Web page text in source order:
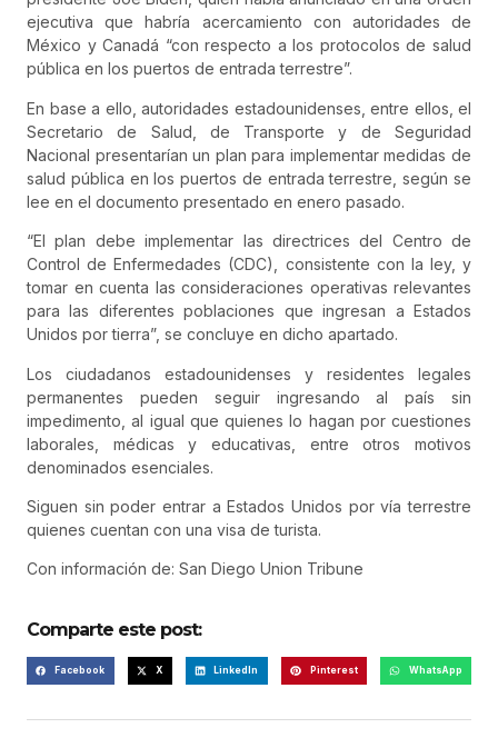
ejecutiva que habría acercamiento con autoridades de
México y Canadá “con respecto a los protocolos de salud
pública en los puertos de entrada terrestre”.
En base a ello, autoridades estadounidenses, entre ellos, el
Secretario de Salud, de Transporte y de Seguridad
Nacional presentarían un plan para implementar medidas de
salud pública en los puertos de entrada terrestre, según se
lee en el documento presentado en enero pasado.
“El plan debe implementar las directrices del Centro de
Control de Enfermedades (CDC), consistente con la ley, y
tomar en cuenta las consideraciones operativas relevantes
para las diferentes poblaciones que ingresan a Estados
Unidos por tierra”, se concluye en dicho apartado.
Los ciudadanos estadounidenses y residentes legales
permanentes pueden seguir ingresando al país sin
impedimento, al igual que quienes lo hagan por cuestiones
laborales, médicas y educativas, entre otros motivos
denominados esenciales.
Siguen sin poder entrar a Estados Unidos por vía terrestre
quienes cuentan con una visa de turista.
Con información de: San Diego Union Tribune
Comparte este post:
Facebook X LinkedIn Pinterest WhatsApp